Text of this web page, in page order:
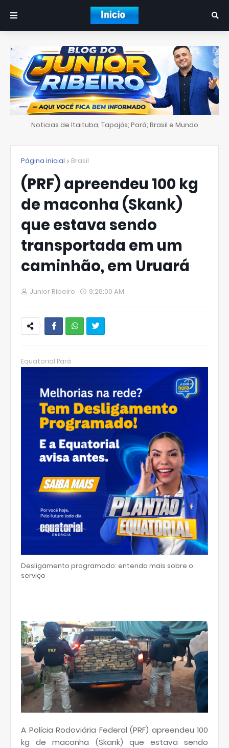
Noticias de Itaituba; Tapajós; Pará; Brasil e Mundo
Página inicial Brasil
(PRF) apreendeu 100 kg
de maconha (Skank)
que estava sendo
transportada em um
caminhão, em Uruará
Junior Ribeiro 9:26:00 AM
hats
p
Equatorial Pará
Desligamento programado: entenda mais sobre o
serviço
A Polícia Rodoviária Federal (PRF) apreendeu 100
kg de maconha (Skank) que estava sendo